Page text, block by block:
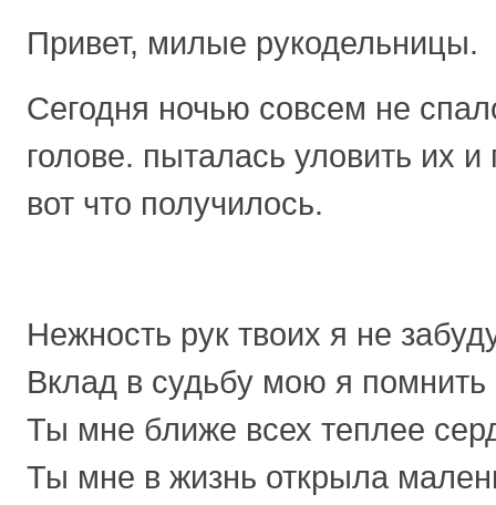
Привет, милые рукодельницы.
Сегодня ночью совсем не
голове. пыталась уловить их и
вот что получилось.
Нежность рук твоих я не
Вклад в судьбу мою я помнить
Ты мне ближе всех теплее
Ты мне в жизнь открыла